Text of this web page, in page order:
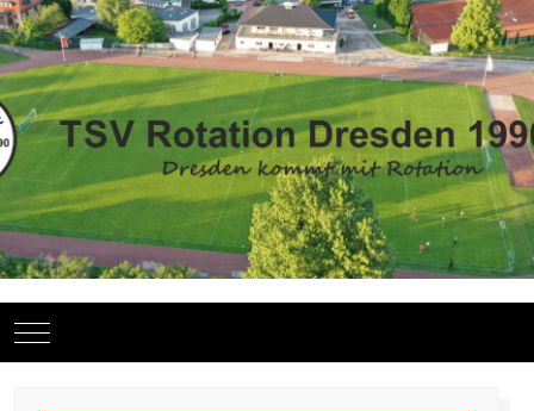
Mobile Menu Toggle